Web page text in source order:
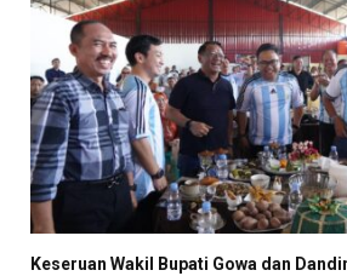
Keseruan Wakil Bupati Gowa dan